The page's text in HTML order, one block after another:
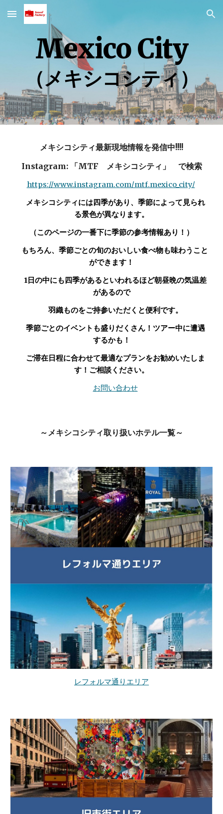
Skip to main content Skip to navigation
Mexico City
（メキシコシティ）
メキシコシティ最新現地情報を発信中!!!!
Instagram: 「MTF メキシコシティ」 で検索
https://www.instagram.com/mtf.mexico_city/
メキシコシティには四季があり、季節によって見られ
る景色が異なります。
（このページの一番下に季節の参考情報あり！）
もちろん、季節ごとの旬のおいしい食べ物も味わうこと
ができます！
1日の中にも四季があるといわれるほど朝昼晩の気温差
があるので
羽織ものをご持参いただくと便利です。
季節ごとのイベントも盛りだくさん！ツアー中に遭遇
するかも！
ご滞在日程に合わせて最適なプランをお勧めいたしま
す！ご相談ください。
お問い合わせ
～メキシコシティ取り扱いホテル一覧～
レフォルマ通りエリア